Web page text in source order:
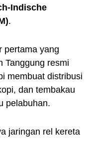
Indische
.
pertama yang
Tanggung resmi
membuat distribusi
dan tembakau
pelabuhan.
jaringan rel kereta